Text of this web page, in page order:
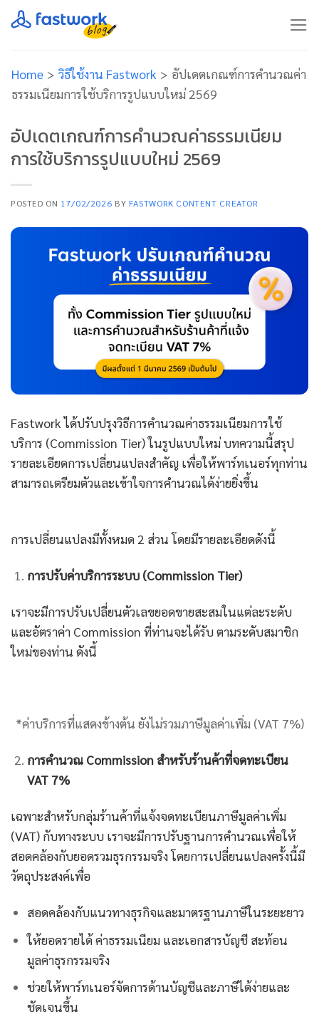
Skip
to
Home > วิธีใช้งาน Fastwork > อัปเดตเกณฑ์การคำนวณค่า
ธรรมเนียมการใช้บริการรูปแบบใหม่ 2569
อัปเดตเกณฑ์การคำนวณค่าธรรมเนียม
การใช้บริการรูปแบบใหม่ 2569
POSTED ON 17/02/2026 BY FASTWORK CONTENT CREATOR
Fastwork ได้ปรับปรุงวิธีการคำนวณค่าธรรมเนียมการใช้
บริการ (Commission Tier) ในรูปแบบใหม่บทความนี้สรุป
รายละเอียดการเปลี่ยนแปลงสำคัญ เพื่อให้พาร์ทเนอร์ทุกท่าน
สามารถเตรียมตัวและเข้าใจการคำนวณได้ง่ายยิ่งขึ้น
การเปลี่ยนแปลงมีทั้งหมด 2 ส่วน โดยมีรายละเอียดดังนี้
การปรับค่าบริการระบบ (Commission Tier)
เราจะมีการปรับเปลี่ยนตัวเลขยอดขายสะสมในแต่ละระดับ
และอัตราค่า Commission ที่ท่านจะได้รับ ตามระดับสมาชิก
ใหม่ของท่าน ดังนี้
*ค่าบริการที่แสดงข้างต้น ยังไม่รวมภาษีมูลค่าเพิ่ม (VAT 7%)
การคำนวณ Commission สำหรับร้านค้าที่จดทะเบียน
VAT 7%
เฉพาะสำหรับกลุ่มร้านค้าที่แจ้งจดทะเบียนภาษีมูลค่าเพิ่ม
(VAT) กับทางระบบ เราจะมีการปรับฐานการคำนวณเพื่อให้
สอดคล้องกับยอดรวมธุรกรรมจริง โดยการเปลี่ยนแปลงครั้งนี้มี
วัตถุประสงค์เพื่อ
สอดคล้องกับแนวทางธุรกิจและมาตรฐานภาษีในระยะยาว
ให้ยอดรายได้ ค่าธรรมเนียม และเอกสารบัญชี สะท้อน
มูลค่าธุรกรรมจริง
ช่วยให้พาร์ทเนอร์จัดการด้านบัญชีและภาษีได้ง่ายและ
ชัดเจนขึ้น